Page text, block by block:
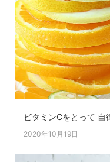
ビタミンCをとって 自
2020年10月19日